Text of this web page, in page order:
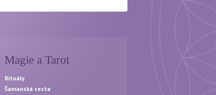
Magie a Tarot
Rituály
Šamanská cesta